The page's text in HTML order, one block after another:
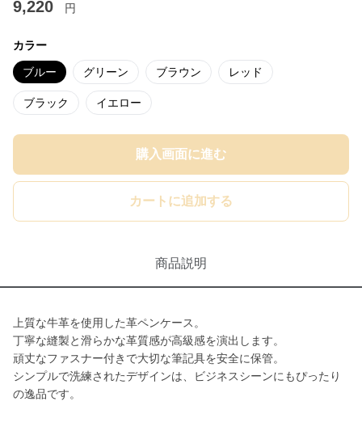
9,220 円
カラー
ブルー グリーン ブラウン レッド
ブラック イエロー
購入画面に進む
カートに追加する
商品説明
上質な牛革を使用した革ペンケース。
丁寧な縫製と滑らかな革質感が高級感を演出します。
頑丈なファスナー付きで大切な筆記具を安全に保管。
シンプルで洗練されたデザインは、ビジネスシーンにもぴったり
の逸品です。